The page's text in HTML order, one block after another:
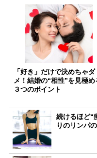
「好き」だけで決めちゃダ
メ！結婚の“相性”を見極め
３つのポイント
続けるほど“
りのリンパ